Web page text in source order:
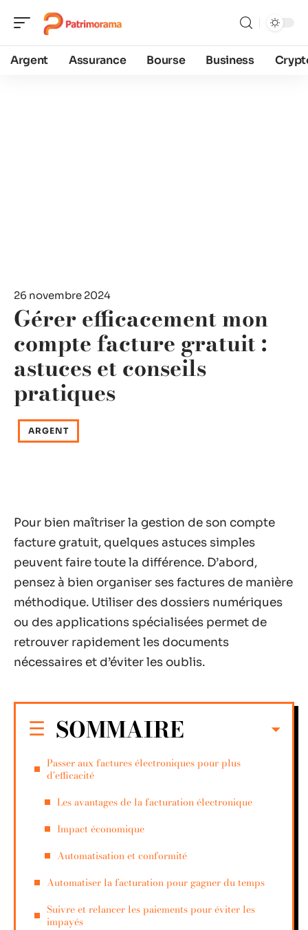
Argent Assurance Bourse Business
26 novembre 2024
Gérer efficacement mon
compte facture gratuit :
astuces et conseils
pratiques
ARGENT
Pour bien maîtriser la gestion de son compte
facture gratuit, quelques astuces simples
peuvent faire toute la différence. D’abord,
pensez à bien organiser ses factures de manière
méthodique. Utiliser des dossiers numériques
ou des applications spécialisées permet de
retrouver rapidement les documents
nécessaires et d’éviter les oublis.
SOMMAIRE
Passer aux factures électroniques pour plus
d’efficacité
Les avantages de la facturation électronique
Impact économique
Automatisation et conformité
Automatiser la facturation pour gagner du temps
Suivre et relancer les paiements pour éviter les
impayés